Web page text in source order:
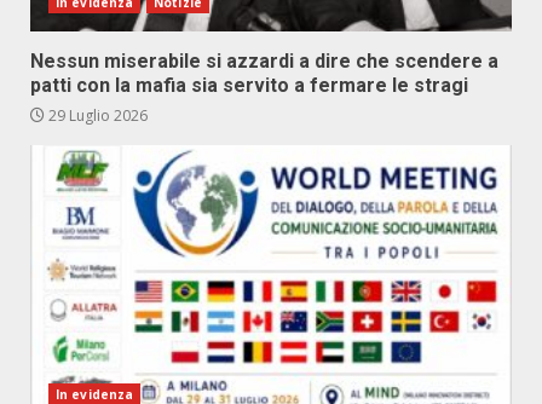
Nessun miserabile si azzardi a dire che scendere a
patti con la mafia sia servito a fermare le stragi
29 Luglio 2026
In evidenza